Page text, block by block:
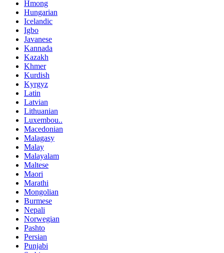
Hmong
Hungarian
Icelandic
Igbo
Javanese
Kannada
Kazakh
Khmer
Kurdish
Kyrgyz
Latin
Latvian
Lithuanian
Luxembou..
Macedonian
Malagasy
Malay
Malayalam
Maltese
Maori
Marathi
Mongolian
Burmese
Nepali
Norwegian
Pashto
Persian
Punjabi